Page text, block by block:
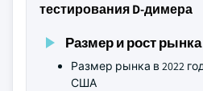
тестирования D-димера
Размер и рост рынка
Размер рынка в 2022
США